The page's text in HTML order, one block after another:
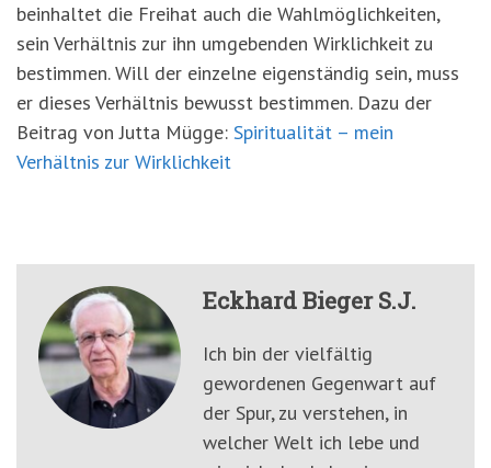
beinhaltet die Freihat auch die Wahlmöglichkeiten,
sein Verhältnis zur ihn umgebenden Wirklichkeit zu
bestimmen. Will der einzelne eigenständig sein, muss
er dieses Verhältnis bewusst bestimmen. Dazu der
Beitrag von Jutta Mügge: Spiritualität – mein
Verhältnis zur Wirklichkeit
Eckhard Bieger S.J.
Ich bin der vielfältig
gewordenen Gegenwart auf
der Spur, zu verstehen, in
welcher Welt ich lebe und